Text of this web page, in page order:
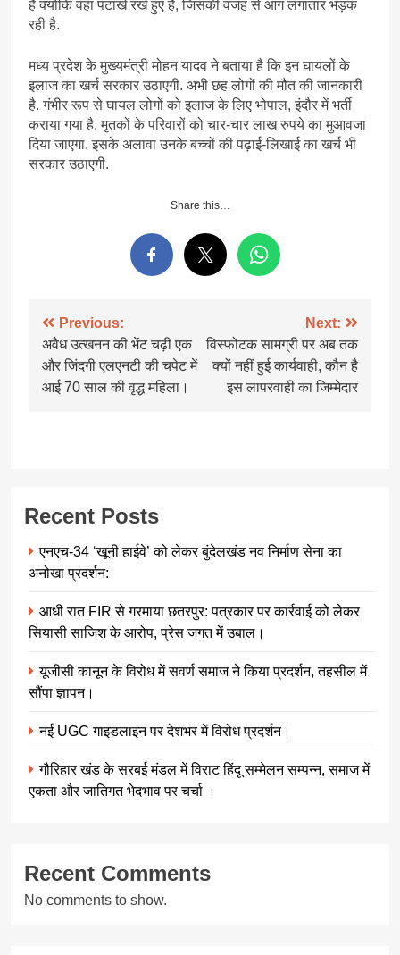
है क्योंकि वहां पटाखे रखे हुए हैं, जिसकी वजह से आग लगातार भड़क
रही है.
मध्य प्रदेश के मुख्यमंत्री मोहन यादव ने बताया है कि इन घायलों के
इलाज का खर्च सरकार उठाएगी. अभी छह लोगों की मौत की जानकारी
है. गंभीर रूप से घायल लोगों को इलाज के लिए भोपाल, इंदौर में भर्ती
कराया गया है. मृतकों के परिवारों को चार-चार लाख रुपये का मुआवजा
दिया जाएगा. इसके अलावा उनके बच्चों की पढ़ाई-लिखाई का खर्च भी
सरकार उठाएगी.
Share this…
Post
navigation
Previous:
अवैध उत्खनन की भेंट चढ़ी एक
और जिंदगी एलएनटी की चपेट में
आई 70 साल की वृद्ध महिला।
Next:
विस्फोटक सामग्री पर अब तक
क्यों नहीं हुई कार्यवाही, कौन है
इस लापरवाही का जिम्मेदार
Recent Posts
एनएच-34 ‘खूनी हाईवे’ को लेकर बुंदेलखंड नव निर्माण सेना का
अनोखा प्रदर्शन:
आधी रात FIR से गरमाया छतरपुर: पत्रकार पर कार्रवाई को लेकर
सियासी साजिश के आरोप, प्रेस जगत में उबाल।
यूजीसी कानून के विरोध में सवर्ण समाज ने किया प्रदर्शन, तहसील में
सौंपा ज्ञापन।
नई UGC गाइडलाइन पर देशभर में विरोध प्रदर्शन।
गौरिहार खंड के सरबई मंडल में विराट हिंदू सम्मेलन सम्पन्न, समाज में
एकता और जातिगत भेदभाव पर चर्चा ।
Recent Comments
No comments to show.